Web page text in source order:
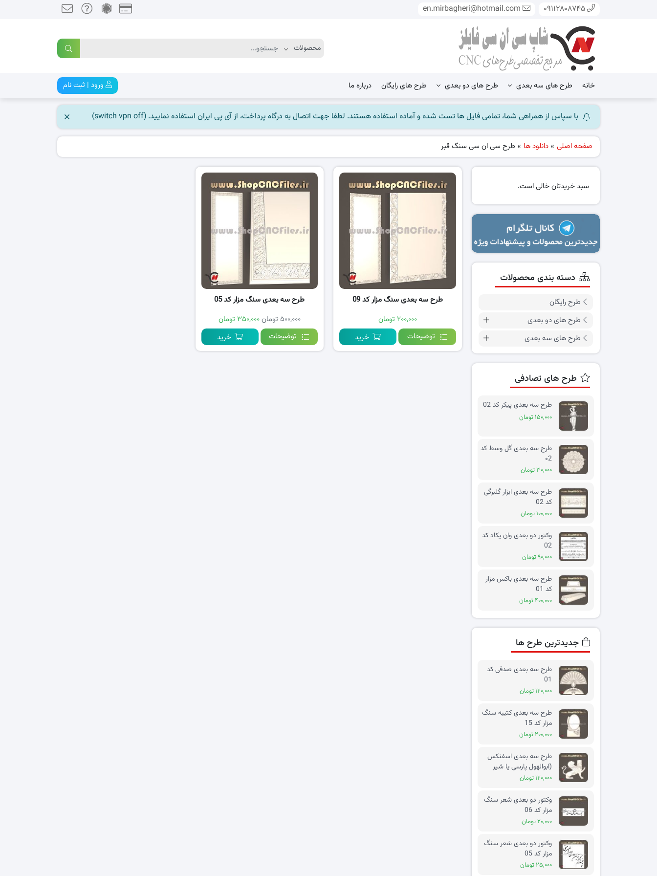
09112808745
en.mirbagheri@hotmail.com
خانه طرح های سه بعدی طرح های دو بعدی طرح های رایگان درباره ما ورود | ثبت نام
با سپاس از همراهی شما، تمامی فایل ها تست شده و آماده استفاده هستند. لطفا جهت اتصال به درگاه پرداخت، از آی پی ایران استفاده نمایید. (switch vpn off)
صفحه اصلی » دانلود ها » طرح سی ان سی سنگ قبر
طرح سه بعدی سنگ مزار کد 09
۲۰۰,۰۰۰ تومان
توضیحات
خرید
طرح سه بعدی سنگ مزار کد 05
۵۰۰,۰۰۰ تومان
۳۵۰,۰۰۰ تومان
توضیحات
خرید
سبد خریدتان خالی است.
دسته بندی محصولات
طرح رایگان
طرح های دو بعدی
طرح های سه بعدی
طرح های تصادفی
طرح سه بعدی پیکر کد 02
۱۵۰,۰۰۰ تومان
طرح سه بعدی گل وسط کد
۰2
۳۰,۰۰۰ تومان
طرح سه بعدی ابزار گلبرگی
کد 02
۱۰۰,۰۰۰ تومان
وکتور دو بعدی وان یکاد کد
02
۹۰,۰۰۰ تومان
طرح سه بعدی باکس مزار
کد 01
۴۰۰,۰۰۰ تومان
جدیدترین طرح ها
طرح سه بعدی صدفی کد
01
۱۲۰,۰۰۰ تومان
طرح سه بعدی کتیبه سنگ
مزار کد 15
۲۰۰,۰۰۰ تومان
طرح سه بعدی اسفنکس
(ابوالهول پارسی یا شیر
بالدار) کد 02
۱۲۰,۰۰۰ تومان
وکتور دو بعدی شعر سنگ
مزار کد 06
۲۰,۰۰۰ تومان
وکتور دو بعدی شعر سنگ
مزار کد 05
۲۵,۰۰۰ تومان